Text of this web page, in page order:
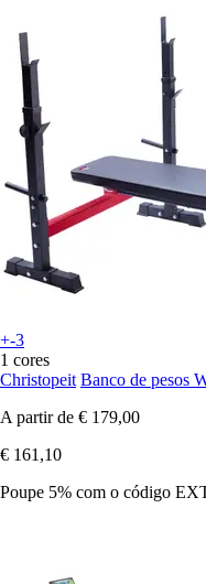
+-3
1 cores
Christopeit Banco de pesos
A partir de € 179,00
€ 161,10
Poupe 5% com o código